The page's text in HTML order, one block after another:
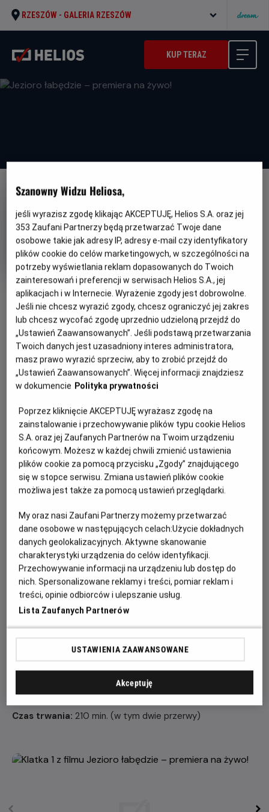
RZESZÓW - GALERIA RZESZÓW
KUP TERAZ
NAPISY
OBSERWUJ
Jezioro łabędzie – premiera na
żywo!
Gatunek
Balet
Minimalny
wiek
Od 10 lat
Czas
trwania
210 min
Kraj
i
rok
produkcji
Wielka Brytania (2024)
PREMIERA
27 lutego 2025
REŻYSERIA
Marius Petipa , Lev Ivanov
WIĘCEJ SZCZEGÓŁÓW
OPIS FILMU
łabędzi. Kiedy jeden z łabędzi zamienia się w piękną
kobietę, Odettę, mężczyzna zdaje się oszołomiony. Na
kobietę został jednak rzucony czar, który trzyma ją w
niewoli, pozwalając jej odzyskać ludzką postać jedynie w
nocy. Von Rotbart, odpowiedzialny na klątwę Odetty,
zastawia na księcia pułapkę, sprawiając, aby zadeklarował
samym złamał przysięgę złożoną Odetcie. Skazana na
pozostanie łabędziem na zawsze Odetta ma tylko jeden
sposób na złamanie zaklęcia czarnoksiężnika.
Obsada:
Orkiestra Royal Opera House
ODETTA/ODYLIA Yasmine Naghdi
KSIĘŻNA Christina Arestis
BENNO Joonhyuk Jun
MŁODSZE SIOSTRY KSIĘCIA ZYGFRYDA Leticia Dias,
Annette Buvoli
Czas trwania: 210 min. (w tym dwie przerwy)
Szanowny Widzu Heliosa,
jeśli wyrazisz zgodę klikając AKCEPTUJĘ, Helios S.A. oraz jej
353 Zaufani Partnerzy będą przetwarzać Twoje dane
osobowe takie jak adresy IP, adresy e-mail czy identyfikatory
plików cookie do celów marketingowych, w szczególności na
potrzeby wyświetlania reklam dopasowanych do Twoich
zainteresowań i preferencji w serwisach Helios S.A., jej
aplikacjach i w Internecie. Wyrażenie zgody jest dobrowolne.
Jeśli nie chcesz wyrazić zgody, chcesz ograniczyć jej zakres
lub chcesz wycofać zgodę uprzednio udzieloną przejdź do
„Ustawień Zaawansowanych”. Jeśli podstawą przetwarzania
Twoich danych jest uzasadniony interes administratora,
masz prawo wyrazić sprzeciw, aby to zrobić przejdź do
„Ustawień Zaawansowanych”. Więcej informacji znajdziesz
w dokumencie Polityka prywatności
Poprzez kliknięcie AKCEPTUJĘ wyrażasz zgodę na
zainstalowanie i przechowywanie plików typu cookie Helios
S.A. oraz jej Zaufanych Partnerów na Twoim urządzeniu
końcowym. Możesz w każdej chwili zmienić ustawienia
plików cookie za pomocą przycisku „Zgody” znajdującego
się w stopce serwisu. Zmiana ustawień plików cookie
możliwa jest także za pomocą ustawień przeglądarki.
My oraz nasi Zaufani Partnerzy możemy przetwarzać
dane osobowe w następujących celach:Użycie dokładnych
danych geolokalizacyjnych. Aktywne skanowanie
charakterystyki urządzenia do celów identyfikacji.
Przechowywanie informacji na urządzeniu lub dostęp do
nich. Spersonalizowane reklamy i treści, pomiar reklam i
treści, opinie odbiorców i ulepszanie usług.
Lista Zaufanych Partnerów
USTAWIENIA ZAAWANSOWANE
Akceptuję